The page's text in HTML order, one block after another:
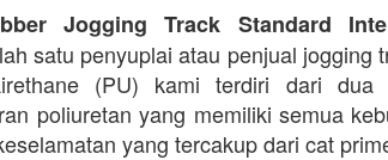
Jogging Track Standard
satu penyuplai atau penjual jogging
(PU) kami terdiri dari dua
poliuretan yang memiliki semua
yang tercakup dari cat